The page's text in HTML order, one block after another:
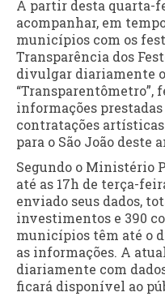
A partir desta quarta-
acompanhar, em
municípios com os
Transparência dos
divulgar diariamente
“Transparentômetro”,
informações
contratações
para o São João deste
Segundo o Ministério
até as 17h de terça-
enviado seus dados,
investimentos e 390
municípios têm até o
as informações. A
diariamente com
ficará disponível ao